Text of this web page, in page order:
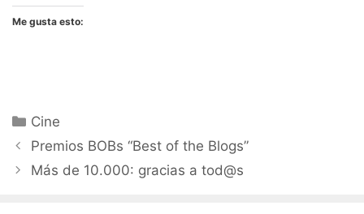
Me gusta esto:
Categorías
Cine
Premios BOBs “Best of the Blogs”
Más de 10.000: gracias a tod@s